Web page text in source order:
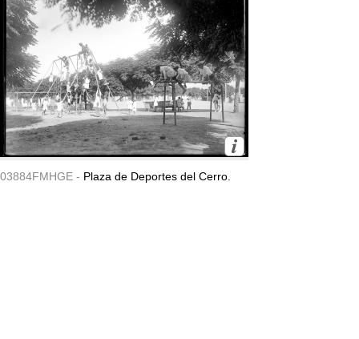
03884FMHGE - Plaza de Deportes del Cerro.